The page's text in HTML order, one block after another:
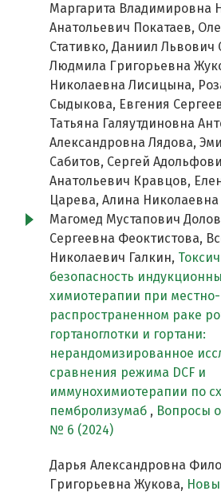
Маргарита Владимировна
Анатольевич Покатаев,
Стативко, Даниил Львович
Людмила Григорьевна
Николаевна Лисицына,
Сыдыкова, Евгения
Татьяна Галяутдиновна
Александровна Лядова,
Сабитов, Сергей
Анатольевич Кравцов,
Царева, Алина
Магомед Мустапович
Сергеевна Феоктистова,
Николаевич Галкин,
безопасность
химиотерапии при местно-
распространенном раке
гортаноглотки и гортани:
нерандомизированное
сравнения режима DCF и
иммунохимиотерапии по
пембролизумаб , Вопросы
№ 6 (2024)
Дарья Александровна
Григорьевна Жукова,